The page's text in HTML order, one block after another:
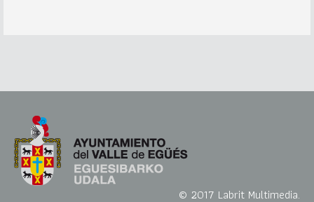
© 2017 Labrit Multimedia.